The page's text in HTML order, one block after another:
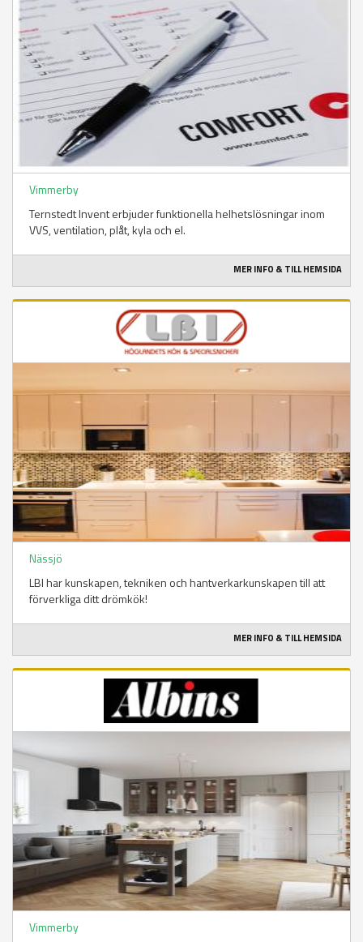
Vimmerby
Ternstedt Invent erbjuder funktionella helhetslösningar inom
VVS, ventilation, plåt, kyla och el.
MER INFO & TILL HEMSIDA
Nässjö
LBI har kunskapen, tekniken och hantverkarkunskapen till att
förverkliga ditt drömkök!
MER INFO & TILL HEMSIDA
Vimmerby